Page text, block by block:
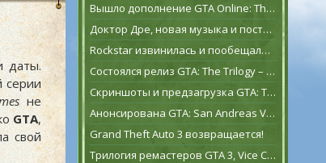
даты.
серии
не
GTA,
свой
Вышло дополнение GTA Online: The Contract
Доктор Дре, новая музыка и постаревший Франклин Клинтон в дополнении GTA Online: The Contract
Rockstar извинилась и пообещала исправить GTA: The Trilogy – The Definitive Edition [обновлено]
Состоялся релиз GTA: The Trilogy – The Definitive Edition
Скриншоты и предзагрузка GTA: The Trilogy – The Definitive Edition
Анонсирована GTA: San Andreas VR для Oculus Quest 2
Grand Theft Auto 3 возвращается!
Трилогия ремастеров GTA 3, Vice City и San Andreas выйдет 11 ноября